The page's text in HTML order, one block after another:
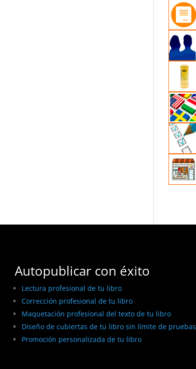
Autopublicar con éxito
Lectura profesional de tu libro
Corrección profesional de tu libro
Maquetación profesional del texto de tu libro
Diseño de cubiertas de tu libro sin límite de pruebas
Promoción personalizada de tu libro